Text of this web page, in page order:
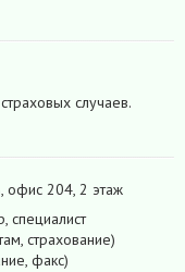
случаев.
офис 204, 2 этаж
специалист
страхование)
факс)